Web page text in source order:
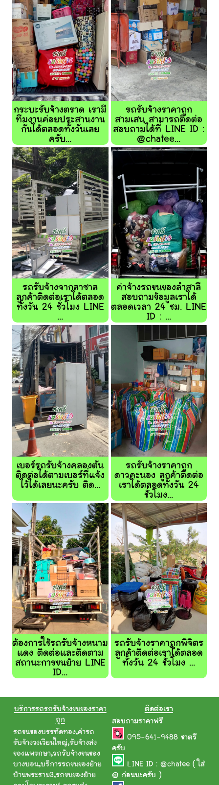
กระบะรับจ้างตราด เรามี
ทีมงานค่อยประสานงาน
กันได้ตลอดทั้งวันเลย
ครับ...
รถรับจ้างราคาถูก
สามเสน สามารถติดต่อ
สอบถามได้ที่ LINE ID :
@chatee...
รถรับจ้างจากลาซาล
ลูกค้าติดต่อเราได้ตลอด
ทั้งวัน 24 ชั่วโมง LINE
...
ค่าจ้างรถขนของลำสาลี
สอบถามข้อมูลเราได้
ตลอดเวลา 24 ชม. LINE
ID : ...
เบอร์รถรับจ้างคลองตัน
ติดต่อได้ตามเบอร์ที่แจ้ง
ไว้ได้เลยนะครับ ติด...
รถรับจ้างราคาถูก
ดาวคะนอง ลูกค้าติดต่อ
เราได้ตลอดทั้งวัน 24
ชั่วโมง...
ต้องการใช้รถรับจ้างหนาม
แดง ติดต่อและติดตาม
สถานะการขนย้าย LINE
ID...
รถรับจ้างราคาถูกพิจิตร
ลูกค้าติดต่อเราได้ตลอด
ทั้งวัน 24 ชั่วโมง ...
บริการรถรถรับจ้างขนของราคา
ถูก
รถขนของบรรทัดทอง,ค่ารถ
รับจ้างวงเวียนใหญ่,รับจ้างส่ง
ของแพรกษา,รถรับจ้างขนของ
บางบอน,บริการรถขนของย้าย
บ้านพระราม3,รถขนของย้าย
ติดต่อเรา
สอบถามราคาฟรี
095-641-9488 ชาตรี
ครับ
LINE ID : @chatee ( ใส่
@ ก่อนนะครับ )